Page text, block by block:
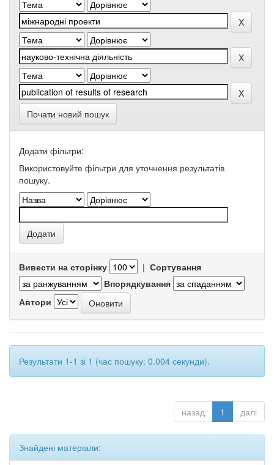
Почати новий пошук
Додати фільтри:
Використовуйте фільтри для уточнення результатів
пошуку.
Вивести на сторінку | Сортування
Впорядкування
Автори
Результати 1-1 зі 1 (час пошуку: 0.004 секунди).
назад 1 далі
Знайдені матеріали: